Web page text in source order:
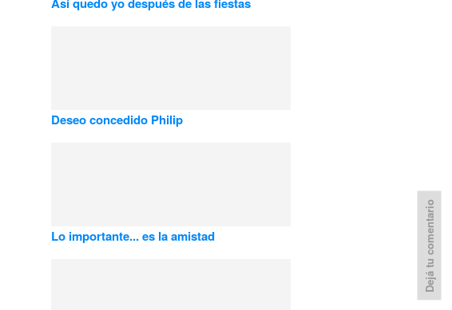
Deseo concedido Philip
Lo importante... es la amistad Dejá tu comentario